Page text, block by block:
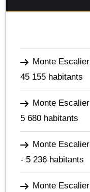
Monte
45 155 habitants
Monte
5 680 habitants
Monte
- 5 236 habitants
Monte